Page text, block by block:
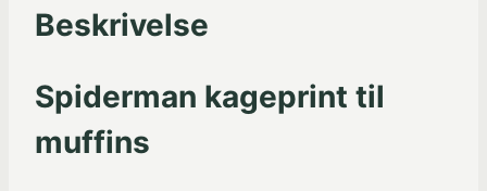
Beskrivelse
Spiderman kageprint til
muffins